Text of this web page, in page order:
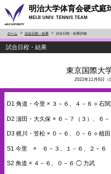
明治大学体育会硬式庭
MEIJI UNIV. TENNIS TEAM
ホーム 試合日程・結果 試合日程・結果詳細
試合日程・結果
東京国際大
2022年11月6日
D1 角道・今里 × ３－６、４－６ ○ 石
D2 濵田・大久保 × ６－７（３）、６
D3 梶川・笠松 × ０－６、０－６ ○ 植
S1 今里 × ６－３、１－６、２－
S2 角道 × ４－６、０－６ ◯ 力武